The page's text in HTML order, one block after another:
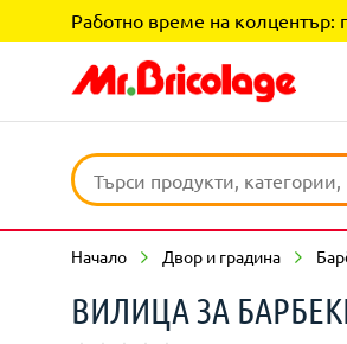
Работно време на колцентър:
Начало Двор и градина
ВИЛИЦА ЗА